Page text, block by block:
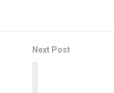
Next Post